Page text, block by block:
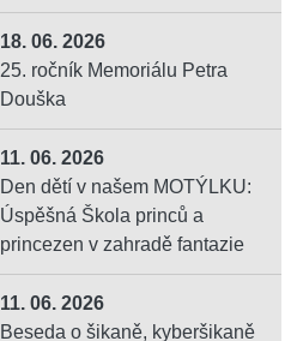
18. 06. 2026
25. ročník Memoriálu Petra
Douška
11. 06. 2026
Den dětí v našem MOTÝLKU:
Úspěšná Škola princů a
princezen v zahradě fantazie
11. 06. 2026
Beseda o šikaně, kyberšikaně